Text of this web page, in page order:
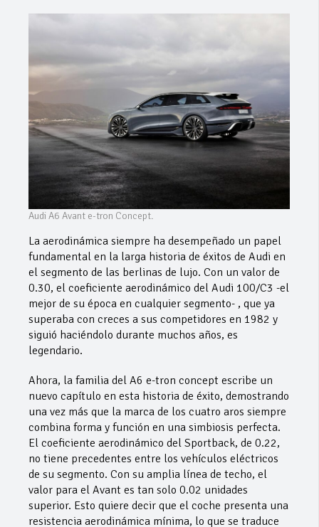
Audi A6 Avant e-tron Concept.
La aerodinámica siempre ha desempeñado un papel
fundamental en la larga historia de éxitos de Audi en
el segmento de las berlinas de lujo. Con un valor de
0.30, el coeficiente aerodinámico del Audi 100/C3 -el
mejor de su época en cualquier segmento- , que ya
superaba con creces a sus competidores en 1982 y
siguió haciéndolo durante muchos años, es
legendario.
Ahora, la familia del A6 e-tron concept escribe un
nuevo capítulo en esta historia de éxito, demostrando
una vez más que la marca de los cuatro aros siempre
combina forma y función en una simbiosis perfecta.
El coeficiente aerodinámico del Sportback, de 0.22,
no tiene precedentes entre los vehículos eléctricos
de su segmento. Con su amplia línea de techo, el
valor para el Avant es tan solo 0.02 unidades
superior. Esto quiere decir que el coche presenta una
resistencia aerodinámica mínima, lo que se traduce